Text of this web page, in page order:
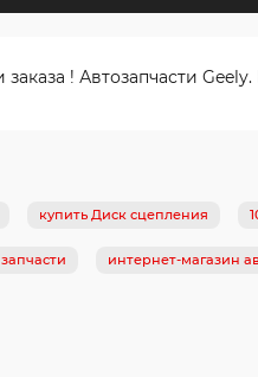
! Автозапчасти Geely.
купить Диск сцепления
интернет-магазин